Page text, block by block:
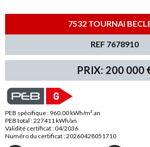
7532 TOURNAI
REF 7678910
PRIX: 200 000
PEB spécifique : 960.00 kWh/m².an
PEB total : 227411 kWh/an
Validité certificat : 04/2036
Numéro du certificat : 20260428051710